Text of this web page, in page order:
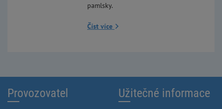
pamlsky.
Číst více
Provozovatel Užitečné informace